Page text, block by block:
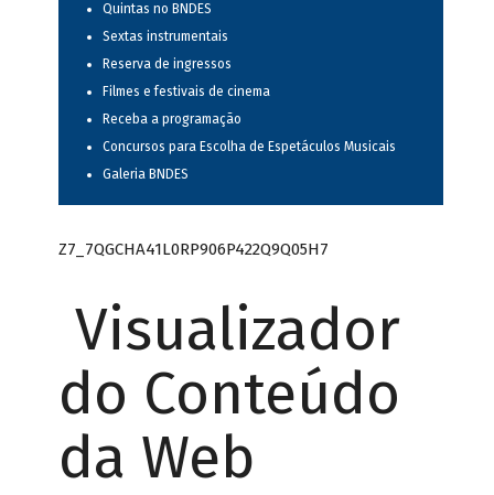
Quintas no BNDES
Sextas instrumentais
Reserva de ingressos
Filmes e festivais de cinema
Receba a programação
Concursos para Escolha de Espetáculos Musicais
Galeria BNDES
Z7_7QGCHA41L0RP906P422Q9Q05H7
Visualizador
do Conteúdo
da Web